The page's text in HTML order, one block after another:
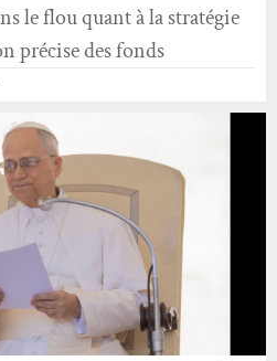
le flou quant à la stratégie
précise des fonds